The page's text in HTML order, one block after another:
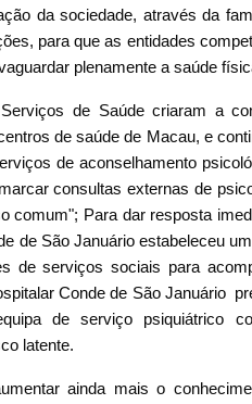
da sociedade, através da
para que as entidades
plenamente a saúde
de Saúde criaram a
de saúde de Macau, e
de aconselhamento
consultas externas de
comum"; Para dar resposta
de São Januário estabeleceu
de serviços sociais para
Conde de São Januário
de serviço psiquiátrico
latente.
ainda mais o